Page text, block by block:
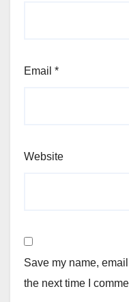
Email *
Website
Save my name,
the next time I